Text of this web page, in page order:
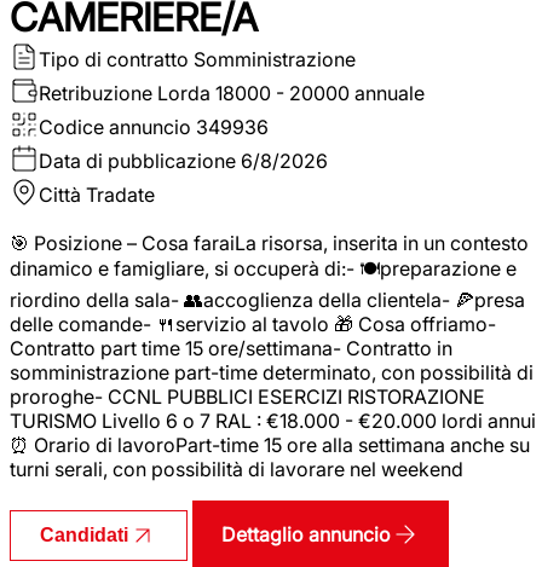
CAMERIERE/A
Tipo di contratto Somministrazione
Retribuzione Lorda 18000 - 20000 annuale
Codice annuncio 349936
Data di pubblicazione 6/8/2026
Città Tradate
🎯 Posizione – Cosa faraiLa risorsa, inserita in un contesto
dinamico e famigliare, si occuperà di:- 🍽️preparazione e
riordino della sala- 👥accoglienza della clientela- 🍕presa
delle comande- 🍴servizio al tavolo 🎁 Cosa offriamo-
Contratto part time 15 ore/settimana- Contratto in
somministrazione part-time determinato, con possibilità di
proroghe- CCNL PUBBLICI ESERCIZI RISTORAZIONE
TURISMO Livello 6 o 7 RAL : €18.000 - €20.000 lordi annui
⏰ Orario di lavoroPart-time 15 ore alla settimana anche su
turni serali, con possibilità di lavorare nel weekend
Candidati Dettaglio annuncio